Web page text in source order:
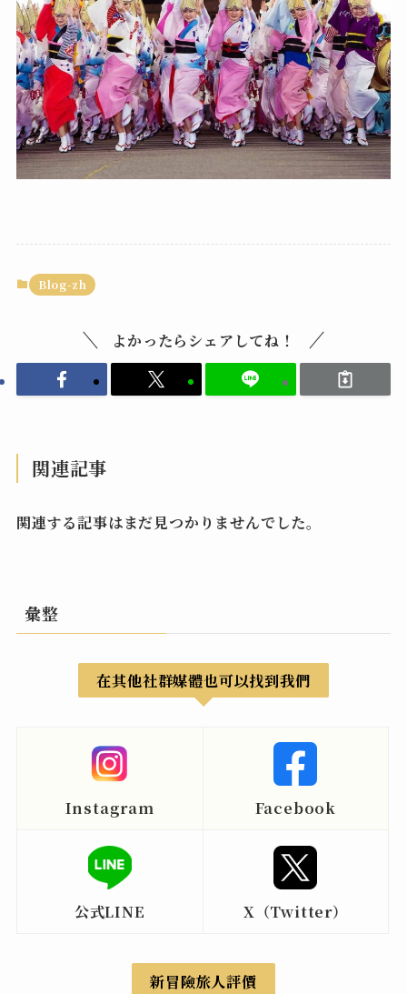
Blog-zh
よかったらシェアしてね！
関連記事
関連する記事はまだ見つかりませんでした。
彙整
在其他社群媒體也可以找到我們
Instagram Facebook
公式LINE X（Twitter）
新冒險旅人評價